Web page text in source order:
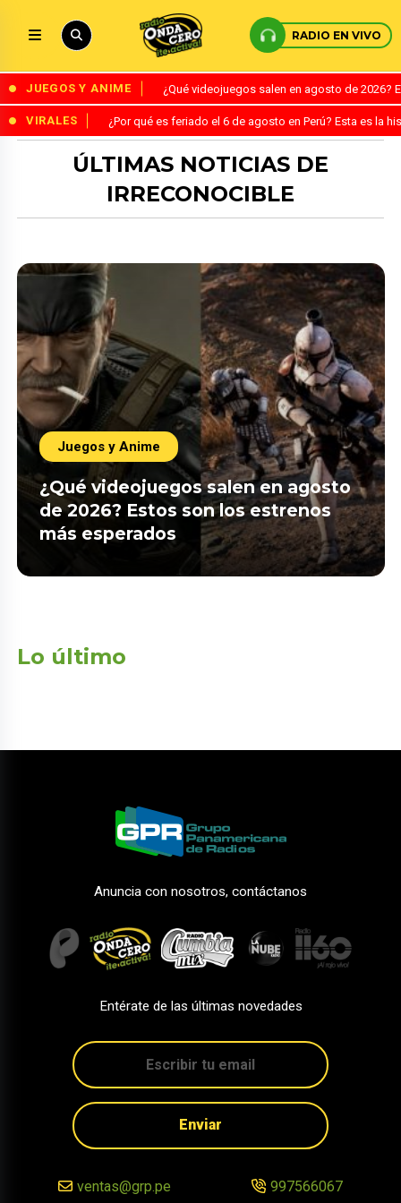
RADIO EN VIVO
JUEGOS Y ANIME ¿Qué videojuegos salen en agosto de
VIRALES ¿Por qué es feriado el 6 de agosto en Perú? Esta es la
ÚLTIMAS NOTICIAS DE
IRRECONOCIBLE
Juegos y Anime
¿Qué videojuegos salen en agosto
de 2026? Estos son los estrenos
más esperados
Lo último
Anuncia con nosotros, contáctanos
Entérate de las últimas novedades
Enviar
ventas@grp.pe 997566067